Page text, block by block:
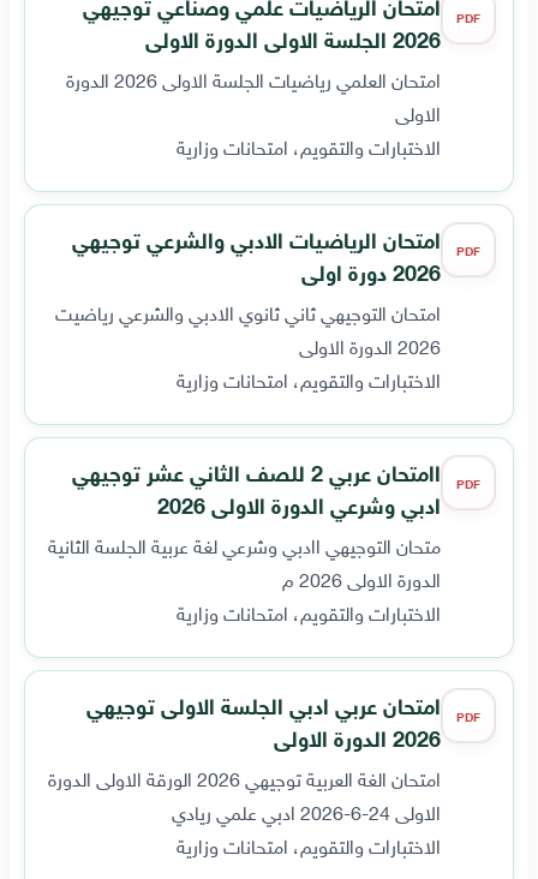
PDF
2026 الجلسة الاولى الدورة الاولى
امتحان العلمي رياضيات الجلسة الاولى 2026 الدورة
الاولى
الاختبارات والتقويم، امتحانات وزارية
PDF
امتحان الرياضيات الادبي والشرعي توجيهي
2026 دورة اولى
امتحان التوجيهي ثاني ثانوي الادبي والشرعي رياضيت
2026 الدورة الاولى
الاختبارات والتقويم، امتحانات وزارية
PDF
اامتحان عربي 2 للصف الثاني عشر توجيهي
ادبي وشرعي الدورة الاولى 2026
متحان التوجيهي اادبي وشرعي لغة عربية الجلسة الثانية
الدورة الاولى 2026 م
الاختبارات والتقويم، امتحانات وزارية
PDF
امتحان عربي ادبي الجلسة الاولى توجيهي
2026 الدورة الاولى
امتحان الغة العربية توجيهي 2026 الورقة الاولى الدورة
الاولى 24-6-2026 ادبي علمي ريادي
الاختبارات والتقويم، امتحانات وزارية